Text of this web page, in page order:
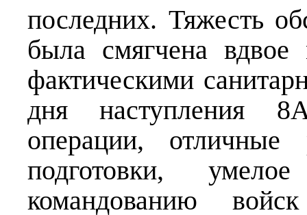
последних. Тяжесть
была смягчена
фактическими
дня наступления
операции, отличные
подготовки,
командованию